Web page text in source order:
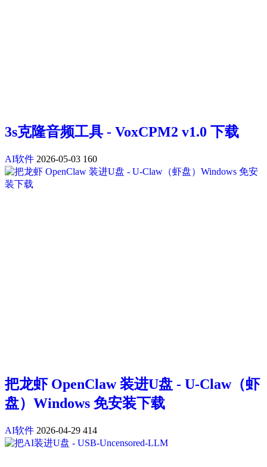
3s克隆音频工具 - VoxCPM2 v1.0 下载
AI软件 2026-05-03 160
把龙虾 OpenClaw 装进U盘 - U-Claw（虾
盘）Windows 免安装下载
AI软件 2026-04-29 414